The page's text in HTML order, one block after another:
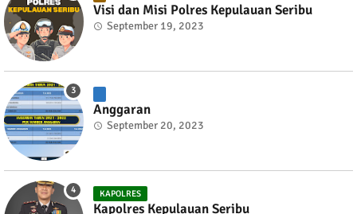
Visi dan Misi Polres Kepulauan Seribu
September 19, 2023
Anggaran
September 20, 2023
KAPOLRES
Kapolres Kepulauan Seribu